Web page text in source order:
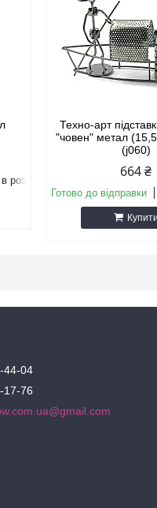
роздріб
Техно-арт
"човен" метал
(j060)
664 ₴
Готово до відправки
Купити
44-04
17-76